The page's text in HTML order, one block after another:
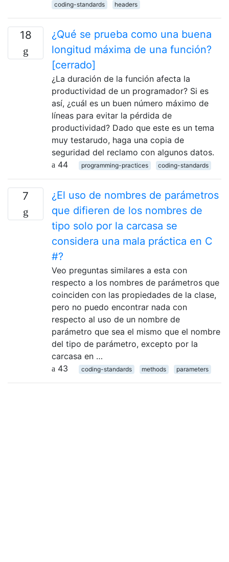
coding-standards
headers
18
¿Qué se prueba como una buena
longitud máxima de una función?
[cerrado]
¿La duración de la función afecta la
productividad de un programador? Si es
así, ¿cuál es un buen número máximo de
líneas para evitar la pérdida de
productividad? Dado que este es un tema
muy testarudo, haga una copia de
seguridad del reclamo con algunos datos.
44
programming-practices coding-standards
7
¿El uso de nombres de parámetros
que difieren de los nombres de
tipo solo por la carcasa se
considera una mala práctica en C
#?
Veo preguntas similares a esta con
respecto a los nombres de parámetros que
coinciden con las propiedades de la clase,
pero no puedo encontrar nada con
respecto al uso de un nombre de
parámetro que sea el mismo que el nombre
del tipo de parámetro, excepto por la
carcasa en …
43
coding-standards methods parameters